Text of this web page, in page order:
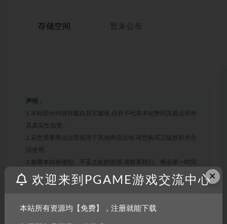
存储空间 暂未公布
声明：
1.本站部分内容转载自其它媒体,但并不代表本站赞同其观点和对
其真实性负责。
2.若您需要商业运营或用于其他商业活动,请您购买正版授权并合
法使用。
3.如果本站有侵犯、不妥之处的资源,请联系我们。将会第一时间
解决!
4.本站部分内容均由互联网收集整理,仅供大家参考、学习,不存在
5.本站提供的所有资源仅供参考学习使用,版权归原著所有,禁止下
×
欢迎来到PGAME游戏交流中心
本站所有资源均【免费】，注册就能下载